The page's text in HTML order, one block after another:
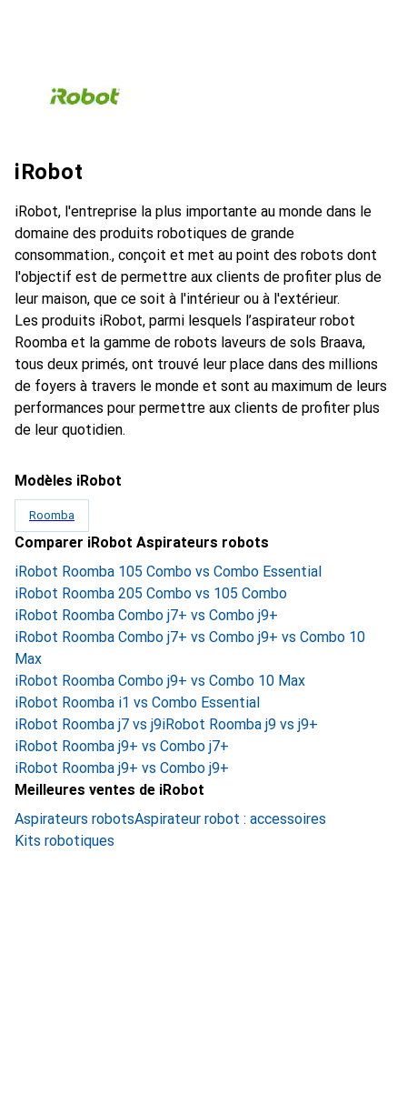
iRobot
iRobot, l'entreprise la plus importante au monde dans le
domaine des produits robotiques de grande
consommation., conçoit et met au point des robots dont
l'objectif est de permettre aux clients de profiter plus de
leur maison, que ce soit à l'intérieur ou à l'extérieur.
Les produits iRobot, parmi lesquels l’aspirateur robot
Roomba et la gamme de robots laveurs de sols Braava,
tous deux primés, ont trouvé leur place dans des millions
de foyers à travers le monde et sont au maximum de leurs
performances pour permettre aux clients de profiter plus
de leur quotidien.
Modèles iRobot
Roomba
Comparer iRobot Aspirateurs robots
iRobot Roomba 105 Combo vs Combo Essential
iRobot Roomba 205 Combo vs 105 Combo
iRobot Roomba Combo j7+ vs Combo j9+
iRobot Roomba Combo j7+ vs Combo j9+ vs Combo 10
Max
iRobot Roomba Combo j9+ vs Combo 10 Max
iRobot Roomba i1 vs Combo Essential
iRobot Roomba j7 vs j9iRobot Roomba j9 vs j9+
iRobot Roomba j9+ vs Combo j7+
iRobot Roomba j9+ vs Combo j9+
Meilleures ventes de iRobot
Aspirateurs robotsAspirateur robot : accessoires
Kits robotiques